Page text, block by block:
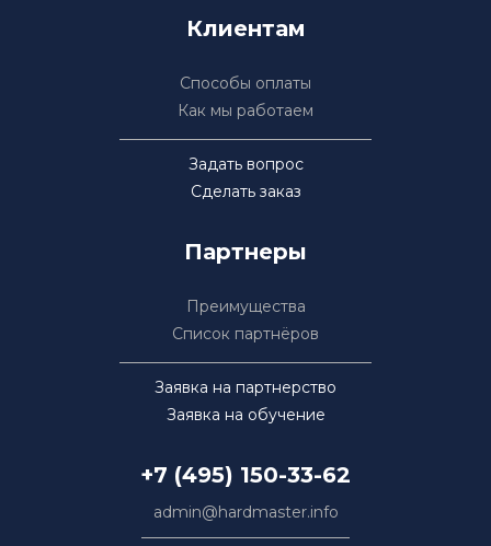
Клиентам
Способы оплаты
Как мы работаем
Задать вопрос
Сделать заказ
Партнеры
Преимущества
Список партнёров
Заявка на партнерство
Заявка на обучение
+7 (495) 150-33-62
admin@hardmaster.info